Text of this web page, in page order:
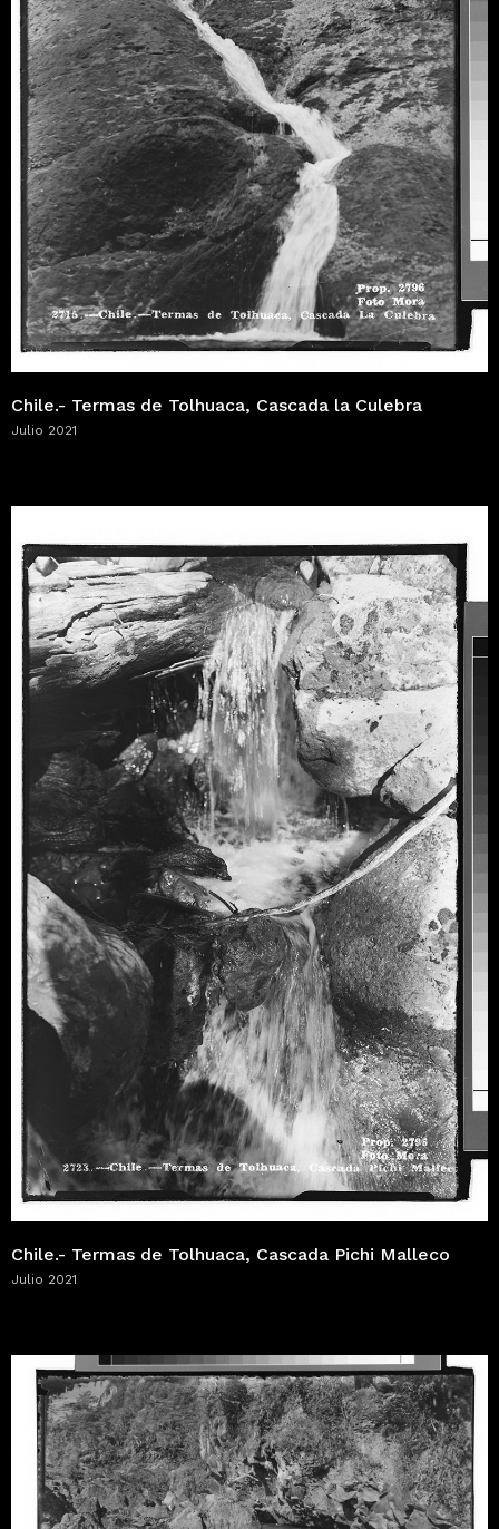
Chile.- Termas de Tolhuaca, Cascada la Culebra
Julio 2021
Chile.- Termas de Tolhuaca, Cascada Pichi Malleco
Julio 2021